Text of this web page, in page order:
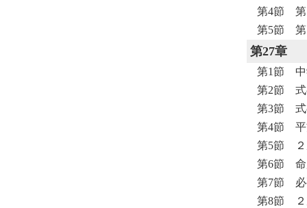
第4節 第
第5節 第
第27章
第1節 中
第2節 式
第3節 式
第4節 平
第5節 ２
第6節 命
第7節 必
第8節 ２